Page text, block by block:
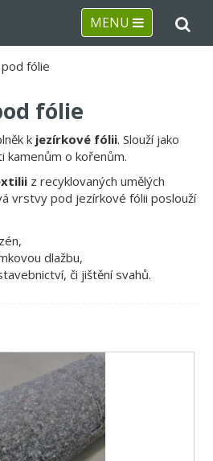
MENU
fólie
fólie
k jezírkové fólii. Slouží jako
kamenům o kořenům.
z recyklovaných umělých
vrstvy pod jezírkové fólii poslouží
dlažbu,
či jištění svahů.